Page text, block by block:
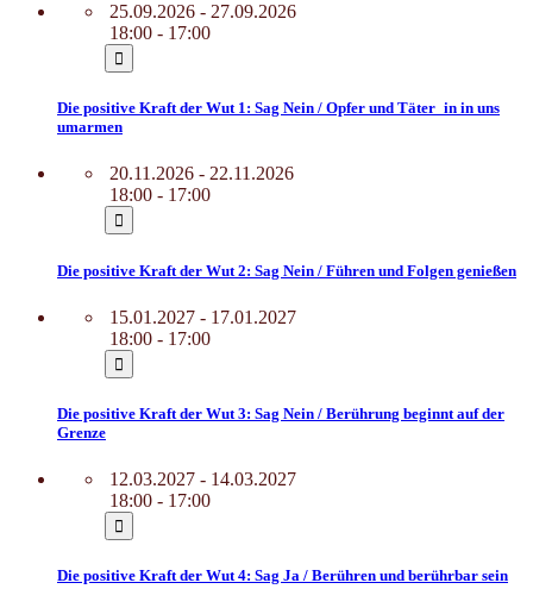
25.09.2026 - 27.09.2026
18:00 - 17:00
Die positive Kraft der Wut 1: Sag Nein / Opfer und Täter_in in uns
umarmen
20.11.2026 - 22.11.2026
18:00 - 17:00
Die positive Kraft der Wut 2: Sag Nein / Führen und Folgen genießen
15.01.2027 - 17.01.2027
18:00 - 17:00
Die positive Kraft der Wut 3: Sag Nein / Berührung beginnt auf der
Grenze
12.03.2027 - 14.03.2027
18:00 - 17:00
Die positive Kraft der Wut 4: Sag Ja / Berühren und berührbar sein